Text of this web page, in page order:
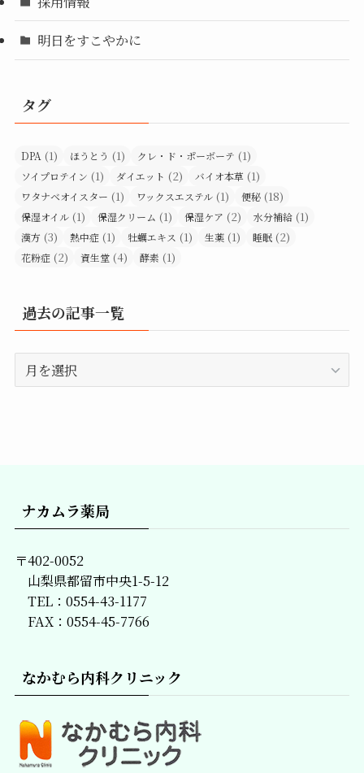
明日をすこやかに
タグ
DPA (1) ほうとう (1) クレ・ド・ポーボーテ (1)
ソイプロテイン (1) ダイエット (2) バイオ本草 (1)
ワタナベオイスター (1) ワックスエステル (1) 便秘 (18)
保湿オイル (1) 保湿クリーム (1) 保湿ケア (2) 水分補給 (1)
漢方 (3) 熱中症 (1) 牡蠣エキス (1) 生薬 (1) 睡眠 (2)
花粉症 (2) 資生堂 (4) 酵素 (1)
過去の記事一覧
去
ナカムラ薬局
〒402-0052
山梨県都留市中央1-5-12
TEL：0554-43-1177
FAX：0554-45-7766
なかむら内科クリニック